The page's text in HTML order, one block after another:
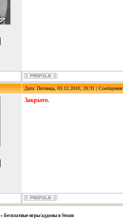
Дата: Пятница, 03.12.2010, 20:31 |
Закрыто.
» Бесплатные игры/аддоны в Steam